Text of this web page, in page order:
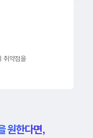
취약점을
원한다면,